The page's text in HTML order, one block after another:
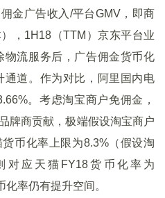
金广告收入/平台GMV，即商
，1H18（TTM）京东平台业
物流服务后，广告佣金货币化
通道。作为对比，阿里国内电
。考虑淘宝商户免佣金，
牌商贡献，极端假设淘宝商户
币化率上限为8.3%（假设淘
对应天猫FY18货币化率为
率仍有提升空间。